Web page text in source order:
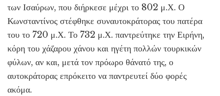
των Ισαύρων, που διήρκεσε μέχρι το 802 μ.Χ. Ο
Κωνσταντίνος στέφθηκε συναυτοκράτορας του πατέρα
του το 720 μ.Χ. Το 732 μ.Χ. παντρεύτηκε την Ειρήνη,
κόρη του χάζαρου χάνου και ηγέτη πολλών τουρκικών
φύλων, αν και, μετά τον πρόωρο θάνατό της, ο
αυτοκράτορας επρόκειτο να παντρευτεί δύο φορές
ακόμα.